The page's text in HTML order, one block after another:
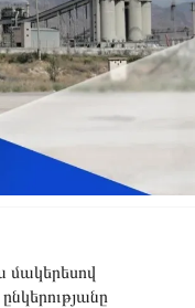
մակերեսով